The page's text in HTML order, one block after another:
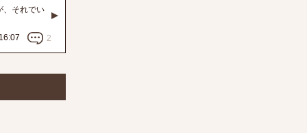
、それでい
2